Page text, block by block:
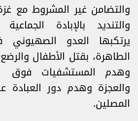
والتضامن غير المشروط مع
والتنديد بالإبادة
يرتكبها العدو
الطاهرة، بقتل الأطفال
وهدم المستشفيات
والعجزة وهدم دور
المصلين.